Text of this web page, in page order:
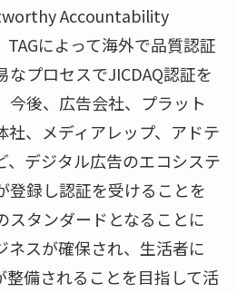
Accountability
によって海外で品質認証
プロセスでJICDAQ認証を
今後、広告会社、プラット
社、メディアレップ、アドテ
、デジタル広告のエコシステ
登録し認証を受けることを
スタンダードとなることに
ネスが確保され、生活者に
整備されることを目指して活